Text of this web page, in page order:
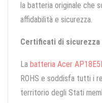
la batteria originale che
affidabilità e sicurezza.
Certificati di
La batteria Acer
ROHS e soddisfa tutti i
territorio degli Stati